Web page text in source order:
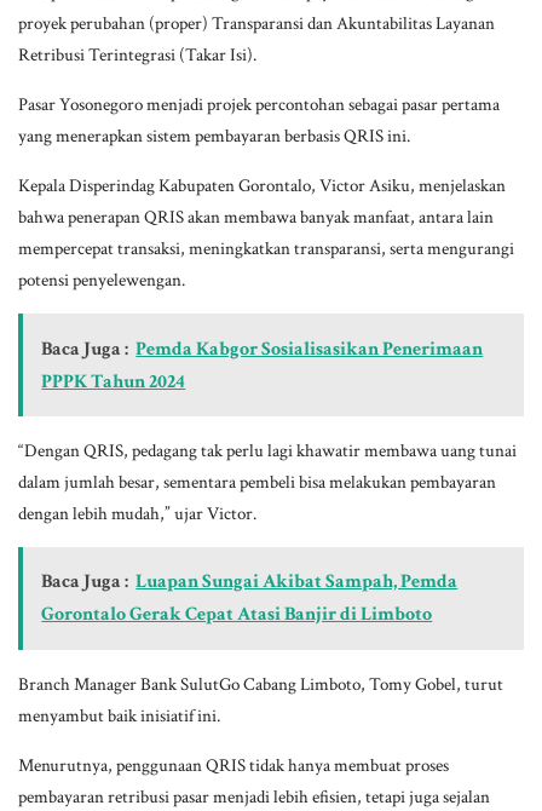
proyek perubahan (proper) Transparansi dan Akuntabilitas Layanan
Retribusi Terintegrasi (Takar Isi).
Pasar Yosonegoro menjadi projek percontohan sebagai pasar pertama
yang menerapkan sistem pembayaran berbasis QRIS ini.
Kepala Disperindag Kabupaten Gorontalo, Victor Asiku, menjelaskan
bahwa penerapan QRIS akan membawa banyak manfaat, antara lain
mempercepat transaksi, meningkatkan transparansi, serta mengurangi
potensi penyelewengan.
Baca Juga : Pemda Kabgor Sosialisasikan Penerimaan
PPPK Tahun 2024
“Dengan QRIS, pedagang tak perlu lagi khawatir membawa uang tunai
dalam jumlah besar, sementara pembeli bisa melakukan pembayaran
dengan lebih mudah,” ujar Victor.
Baca Juga : Luapan Sungai Akibat Sampah, Pemda
Gorontalo Gerak Cepat Atasi Banjir di Limboto
Branch Manager Bank SulutGo Cabang Limboto, Tomy Gobel, turut
menyambut baik inisiatif ini.
Menurutnya, penggunaan QRIS tidak hanya membuat proses
pembayaran retribusi pasar menjadi lebih efisien, tetapi juga sejalan